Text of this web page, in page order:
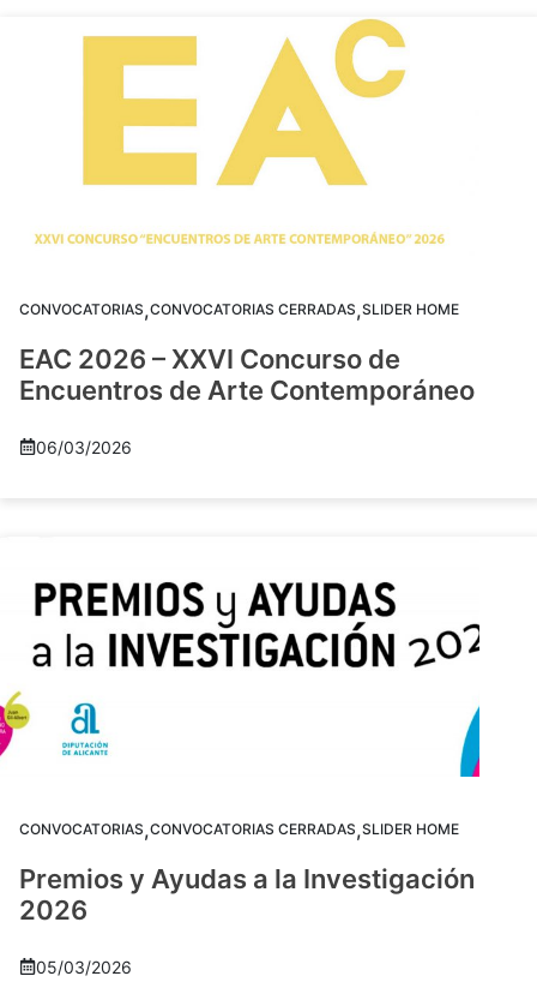
CONVOCATORIAS,CONVOCATORIAS CERRADAS,SLIDER HOME
EAC 2026 – XXVI Concurso de
Encuentros de Arte Contemporáneo
06/03/2026
CONVOCATORIAS,CONVOCATORIAS CERRADAS,SLIDER HOME
Premios y Ayudas a la Investigación
2026
05/03/2026